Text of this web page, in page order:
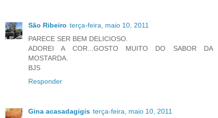
São Ribeiro terça-feira, maio 10, 2011
PARECE SER BEM DELICIOSO.
ADOREI A COR...GOSTO MUITO DO SABOR DA
MOSTARDA.
BJS
Responder
Gina acasadagigis terça-feira, maio 10, 2011